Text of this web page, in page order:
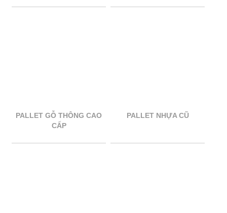
PALLET GỖ THÔNG CAO
CẤP
PALLET NHỰA CŨ